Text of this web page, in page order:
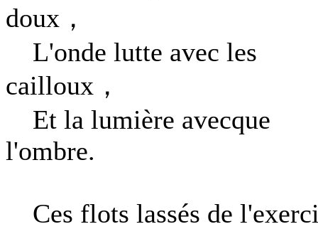
doux，
L'onde lutte avec les
cailloux，
Et la lumière avecque
l'ombre.
Ces flots lassés de